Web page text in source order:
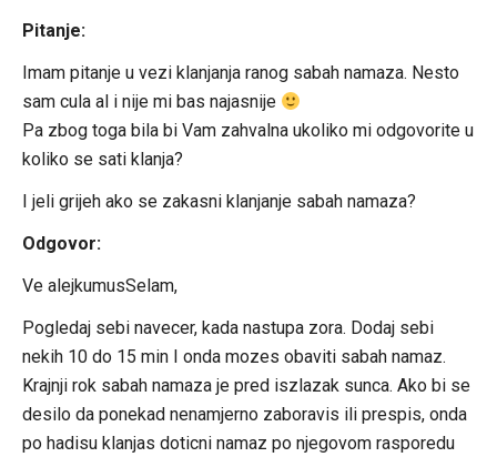
Pitanje:
Imam pitanje u vezi klanjanja ranog sabah namaza. Nesto
sam cula al i nije mi bas najasnije
Pa zbog toga bila bi Vam zahvalna ukoliko mi odgovorite u
koliko se sati klanja?
I jeli grijeh ako se zakasni klanjanje sabah namaza?
Odgovor:
Ve alejkumusSelam,
Pogledaj sebi navecer, kada nastupa zora. Dodaj sebi
nekih 10 do 15 min I onda mozes obaviti sabah namaz.
Krajnji rok sabah namaza je pred iszlazak sunca. Ako bi se
desilo da ponekad nenamjerno zaboravis ili prespis, onda
po hadisu klanjas doticni namaz po njegovom rasporedu